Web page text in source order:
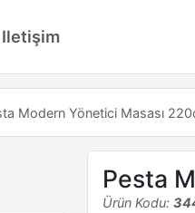
Iletişim
Modern Yönetici Masası
Pesta
Ürün Kodu: